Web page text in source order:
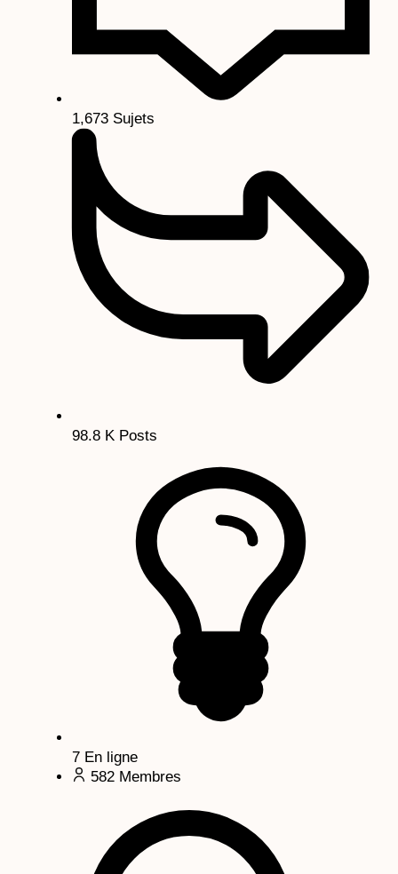
1,673 Sujets
98.8 K Posts
7 En ligne
582 Membres